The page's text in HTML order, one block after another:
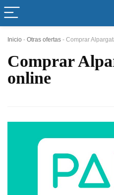
Inicio - Otras ofertas - Comprar
Comprar
online